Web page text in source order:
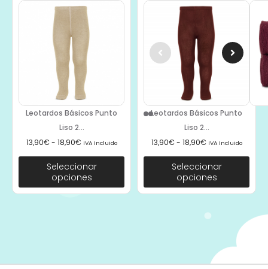
Leotardos Básicos Punto
Liso 2...
13,90€ - 18,90€ IVA Incluido
Seleccionar
opciones
Leotardos Básicos Punto
Liso 2...
13,90€ - 18,90€ IVA Incluido
Seleccionar
opciones